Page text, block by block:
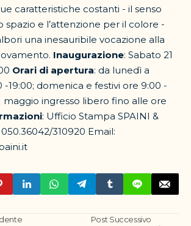
caratteristiche costanti - il senso
spazio e l’attenzione per il colore -
una inesauribile vocazione alla
Inaugurazione: Sabato 21
Orari di apertura: da lunedì a
-19:00; domenica e festivi ore 9:00 -
maggio ingresso libero fino alle ore
: Ufficio Stampa SPAINI &
050.36042/310920 Email:
Post Successivo